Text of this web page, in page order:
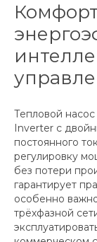
Тепловой
Inverter с
постоянного
регулировку
без потери
гарантирует
особенно
трёхфазной